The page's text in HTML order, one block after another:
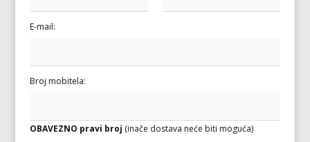
E-mail:
Broj mobitela:
OBAVEZNO pravi broj (inače dostava neće biti moguća)